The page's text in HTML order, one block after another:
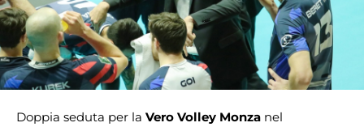
Doppia seduta per la Vero Volley Monza nel